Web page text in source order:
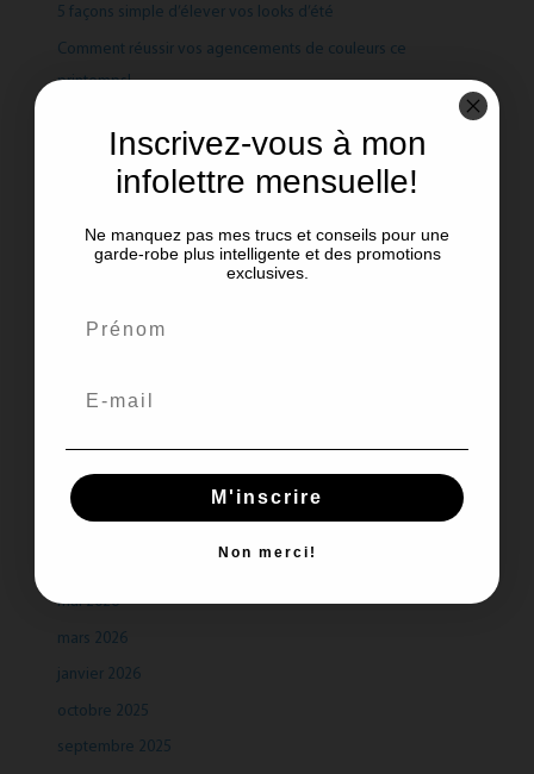
5 façons simple d’élever vos looks d’été
Comment réussir vos agencements de couleurs ce
printemps!
Manteaux de printemps: Les tendances et les intemporels
Aimer ce que l’on porte !
Recent Comments
Archives
mai 2026
mars 2026
janvier 2026
octobre 2025
septembre 2025
Inscrivez-vous à mon
infolettre mensuelle!
Ne manquez pas mes trucs et conseils pour une
garde-robe plus intelligente et des promotions
exclusives.
M'inscrire
Non merci!